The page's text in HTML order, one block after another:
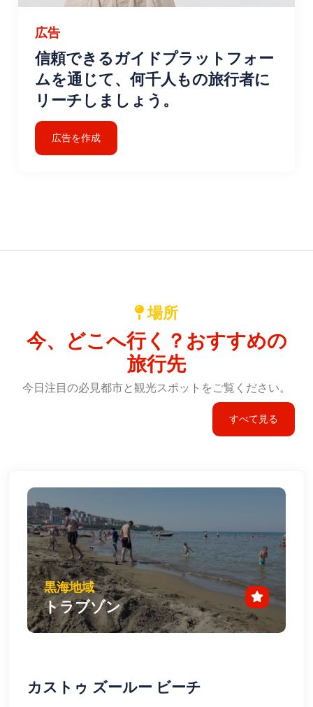
広告
信頼できるガイドプラットフォー
ムを通じて、何千人もの旅行者に
リーチしましょう。
広告を作成
場所
今、どこへ行く？おすすめの
旅行先
今日注目の必見都市と観光スポットをご覧ください。
すべて見る
黒海地域
トラブゾン
カストゥ ズールー ビーチ